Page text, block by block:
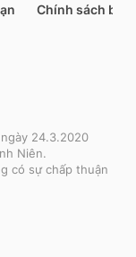
Chính sách bảo
24.3.2020
Niên.
có sự chấp thuận